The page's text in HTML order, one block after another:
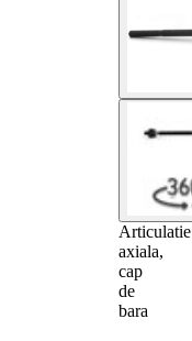
Articulatie
axiala,
cap
de
bara